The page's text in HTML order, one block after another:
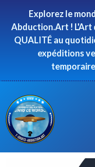
Explorez le
Abduction.Art ! L'Art
QUALITÉ au
expéditions